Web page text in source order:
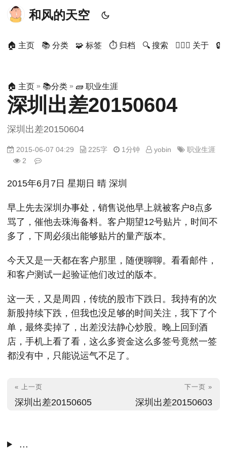
和风的天空
🏠 主页 📚 分类 🧩 标签 ⏱ 归档 🔍 搜索 🙋🏻‍♂️ 关于 🔒
🏠 主页 » 📚分类 » 🧱 职业生涯
深圳出差20150604
深圳出差20150604
2015-06-07 04:29 225字 1分钟 yobin
职业生涯
2
2015年6月7日 星期日 晴 深圳
早上先去深圳办事处，销售说他早上就被客户8点多
骂了，催他去珠海备料。客户期望12号贴片，时间不
多了，下周必须出能够贴片的量产版本。
今天又是一天都在客户那里，随便聊聊。看看邮件，
和客户测试一起验证他们改过的版本。
这一天，又是周四，传统的股市下跌日。我持有的次
新股持续下跌，但我也没足够的时间关注，我下了个
单，最终卖掉了，出差没法静心炒股。晚上回到酒
店，手机上看了看，这么多资金这么多签号竟然一签
都没有中，只能说运气不足了。
« 上一页
深圳出差20150605
下一页 »
深圳出差20150603
...